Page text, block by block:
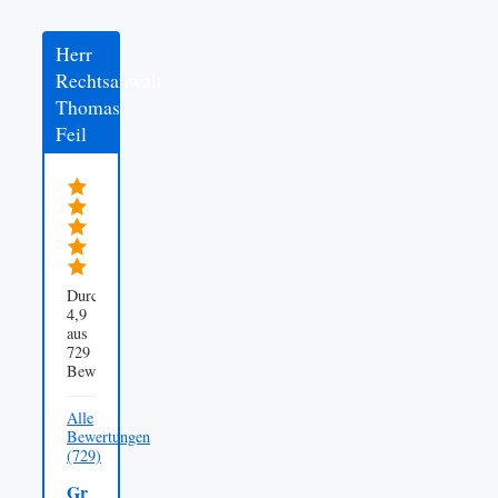
Herr
Rechtsanwalt
Thomas
Feil
Durchschnittsbewertung
4,9
aus
729
Bewertungen
Alle
Bewertungen
(729)
Gr